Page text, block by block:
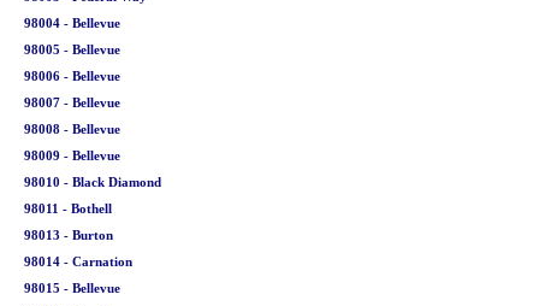
98004 - Bellevue
98005 - Bellevue
98006 - Bellevue
98007 - Bellevue
98008 - Bellevue
98009 - Bellevue
98010 - Black Diamond
98011 - Bothell
98013 - Burton
98014 - Carnation
98015 - Bellevue